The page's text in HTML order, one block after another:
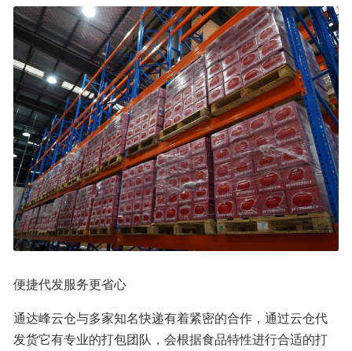
便捷代发服务更省心
通达峰云仓与多家知名快递有着紧密的合作，通过云仓代
发货它有专业的打包团队，会根据食品特性进行合适的打